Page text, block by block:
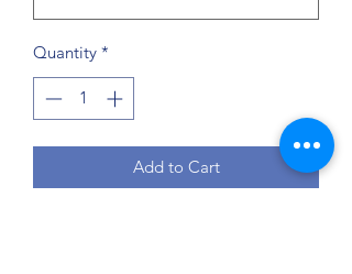
Quantity *
Add to Cart